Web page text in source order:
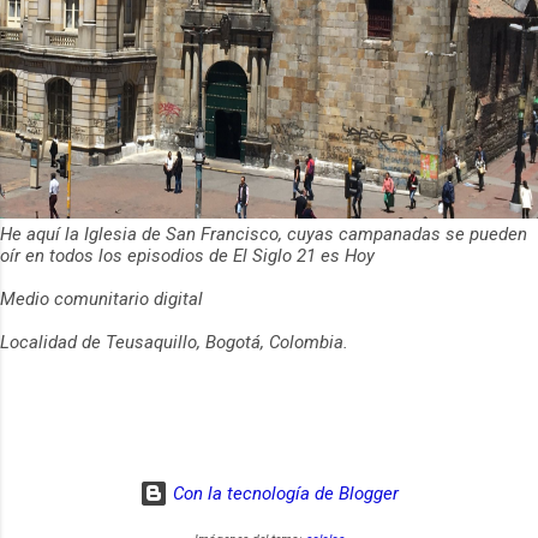
He aquí la Iglesia de San Francisco, cuyas campanadas se pueden
oír en todos los episodios de El Siglo 21 es Hoy
Medio comunitario digital
Localidad de Teusaquillo, Bogotá, Colombia.
Con la tecnología de Blogger